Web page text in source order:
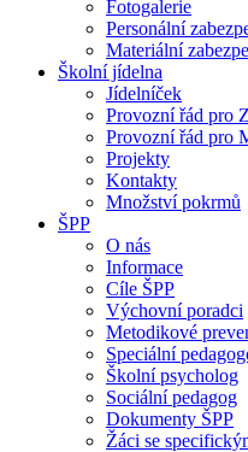
Fotogalerie
Personální
Materiální
Školní jídelna
Jídelníček
Provozní řád pro
Provozní řád pro
Projekty
Kontakty
Množství pokrmů
ŠPP
O nás
Informace
Cíle ŠPP
Výchovní poradci
Metodikové
Speciální
Školní psycholog
Sociální pedagog
Dokumenty ŠPP
Žáci se